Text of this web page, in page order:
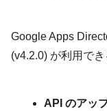
Google Apps
(v4.2.0) が利用で
API のアッ